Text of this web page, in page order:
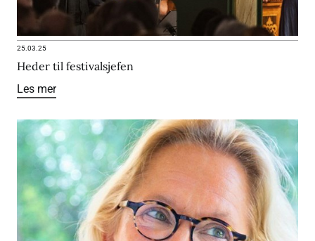
25.03.25
Heder til festivalsjefen
Les mer